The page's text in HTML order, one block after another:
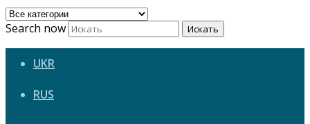
Search now Искать
UKR
RUS